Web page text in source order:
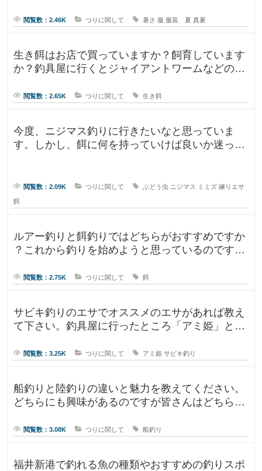
閲覧数：2.46K つりに関して 暑さ 服 服装 夏 真夏
生き餌はお店で買っていますか？飼育しています
か？釣具屋に行くとジャイアントワームなどの生
閲覧数：2.65K つりに関して 生き餌
今度、ニジマス釣りに行きたいなと思っていま
す。しかし、餌に何を持っていけば良いか迷って
閲覧数：2.09K つりに関して ぶどう虫 ニジマス ミミズ 練りエサ
餌
ルアー釣りと餌釣りではどちらがおすすめですか
？これから釣りを始めようと思っているのです
閲覧数：2.75K つりに関して 餌
サビキ釣りのエサでオススメのエサがあれば教え
て下さい。釣具屋に行ったところ「アミ姫」とい
閲覧数：3.25K つりに関して アミ姫 サビキ釣り
船釣りと陸釣りの違いと魅力を教えてください。
どちらにも興味があるのですが皆さんはどちらが
閲覧数：3.08K つりに関して 船釣り
福井新港で釣れる魚の種類やおすすめの釣りスポ